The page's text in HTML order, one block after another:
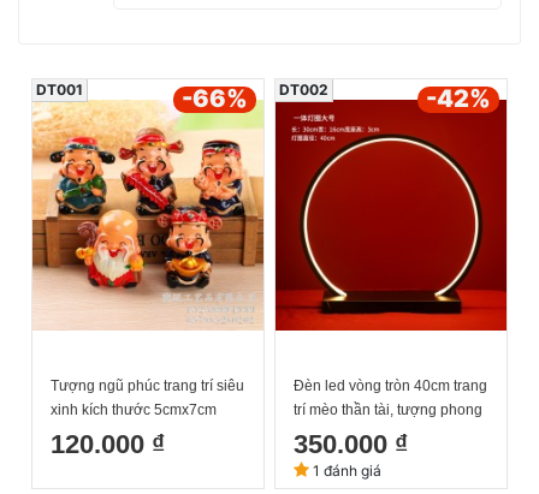
Tượng ngũ phúc trang trí siêu
xinh kích thước 5cmx7cm
120.000 ₫
DT001 -66%
Đèn led vòng tròn 40cm trang
trí mèo thần tài, tượng phong
thuỷ
350.000 ₫
DT002 -42%
1 đánh giá